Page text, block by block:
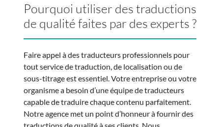
Pourquoi utiliser des traductions
de qualité faites par des experts ?
Faire appel à des traducteurs professionnels pour
tout service de traduction, de localisation ou de
sous-titrage est essentiel. Votre entreprise ou votre
organisme a besoin d’une équipe de traducteurs
capable de traduire chaque contenu parfaitement.
Notre agence met un point d’honneur à fournir des